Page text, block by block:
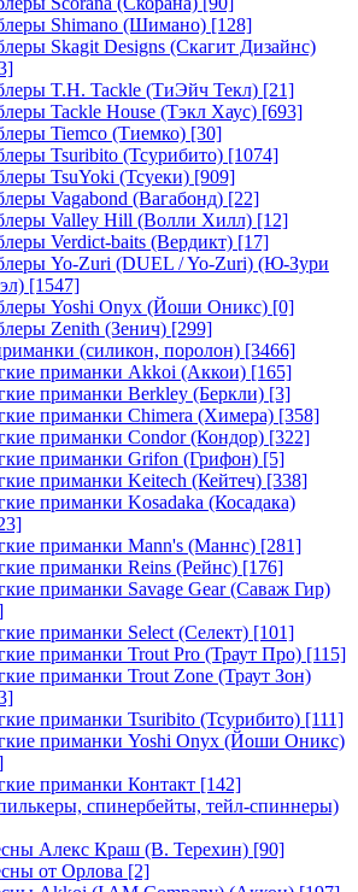
Shimano (Шимано) [128]
Skagit Designs (Скагит Дизайнс)
T.H. Tackle (ТиЭйч Текл) [21]
Tackle House (Тэкл Хаус) [693]
Tiemco (Тиемко) [30]
Tsuribito (Тсурибито) [1074]
TsuYoki (Тсуеки) [909]
Vagabond (Вагабонд) [22]
Valley Hill (Волли Хилл) [12]
Verdict-baits (Вердикт) [17]
Yo-Zuri (DUEL / Yo-Zuri) (Ю-Зури
[1547]
Yoshi Onyx (Йоши Оникс) [0]
Zenith (Зенич) [299]
(силикон, поролон) [3466]
приманки Akkoi (Аккои) [165]
приманки Berkley (Беркли) [3]
приманки Chimera (Химера) [358]
приманки Condor (Кондор) [322]
приманки Grifon (Грифон) [5]
приманки Keitech (Кейтеч) [338]
приманки Kosadaka (Косадака)
приманки Mann's (Маннс) [281]
приманки Reins (Рейнс) [176]
приманки Savage Gear (Саваж Гир)
приманки Select (Селект) [101]
приманки Trout Pro (Траут Про) [115]
приманки Trout Zone (Траут Зон)
приманки Tsuribito (Тсурибито) [111]
приманки Yoshi Onyx (Йоши Оникс)
приманки Контакт [142]
спинербейты, тейл-спиннеры)
Алекс Краш (В. Терехин) [90]
от Орлова [2]